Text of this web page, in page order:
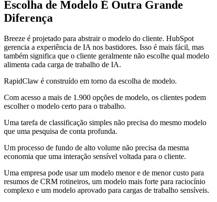
Escolha de Modelo É Outra Grande
Diferença
Breeze é projetado para abstrair o modelo do cliente. HubSpot
gerencia a experiência de IA nos bastidores. Isso é mais fácil, mas
também significa que o cliente geralmente não escolhe qual modelo
alimenta cada carga de trabalho de IA.
RapidClaw é construído em torno da escolha de modelo.
Com acesso a mais de 1.900 opções de modelo, os clientes podem
escolher o modelo certo para o trabalho.
Uma tarefa de classificação simples não precisa do mesmo modelo
que uma pesquisa de conta profunda.
Um processo de fundo de alto volume não precisa da mesma
economia que uma interação sensível voltada para o cliente.
Uma empresa pode usar um modelo menor e de menor custo para
resumos de CRM rotineiros, um modelo mais forte para raciocínio
complexo e um modelo aprovado para cargas de trabalho sensíveis.